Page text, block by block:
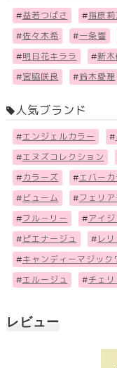
#益若つばさ #指原莉
#佐々木希 #一条響
#明日花キララ #新
#宮脇咲良 #鈴木愛理
人気ブランド
#エンジェルカラー #
#エヌズコレクション
# カラーズ #エバーカ
# ビューム #フェリア
#フル－リー #アイ
# ピエナージュ # レ
#キャンディーマジック
#エルージュ #チェリ
レビュー